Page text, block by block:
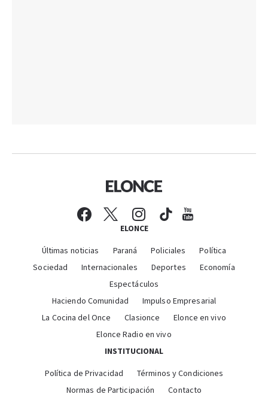
ELONCE
Últimas noticias Paraná Policiales
Política
Sociedad
Internacionales Deportes
Economía
Espectáculos
Haciendo Comunidad
Impulso Empresarial
La Cocina del Once
Clasionce
Elonce en vivo
Elonce Radio en vivo
INSTITUCIONAL
Política de Privacidad
Términos y Condiciones
Normas de Participación
Contacto